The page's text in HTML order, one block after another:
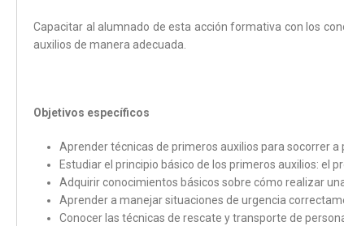
Capacitar al alumnado de esta acción formativa con los
auxilios de manera adecuada.
Objetivos específicos
Aprender técnicas de primeros auxilios para socorrer a
Estudiar el principio básico de los primeros auxilios: el
Adquirir conocimientos básicos sobre cómo realizar
Aprender a manejar situaciones de urgencia
Conocer las técnicas de rescate y transporte de